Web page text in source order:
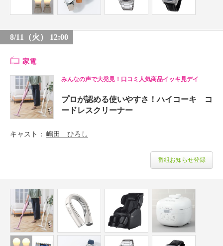
8/11（火） 12:00
家電
みんなの声で大発見！口コミ人気商品イッキ見デイ
プロが認める使いやすさ！ハイコーキ コ
ードレスクリーナー
キャスト 嶋田 ひろし
番組お知らせ登録